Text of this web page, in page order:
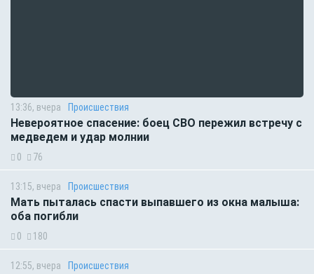
13:36, вчера Происшествия
Невероятное спасение: боец СВО пережил встречу с
медведем и удар молнии
0 76
13:15, вчера Происшествия
Мать пыталась спасти выпавшего из окна малыша:
оба погибли
0 180
12:55, вчера Происшествия